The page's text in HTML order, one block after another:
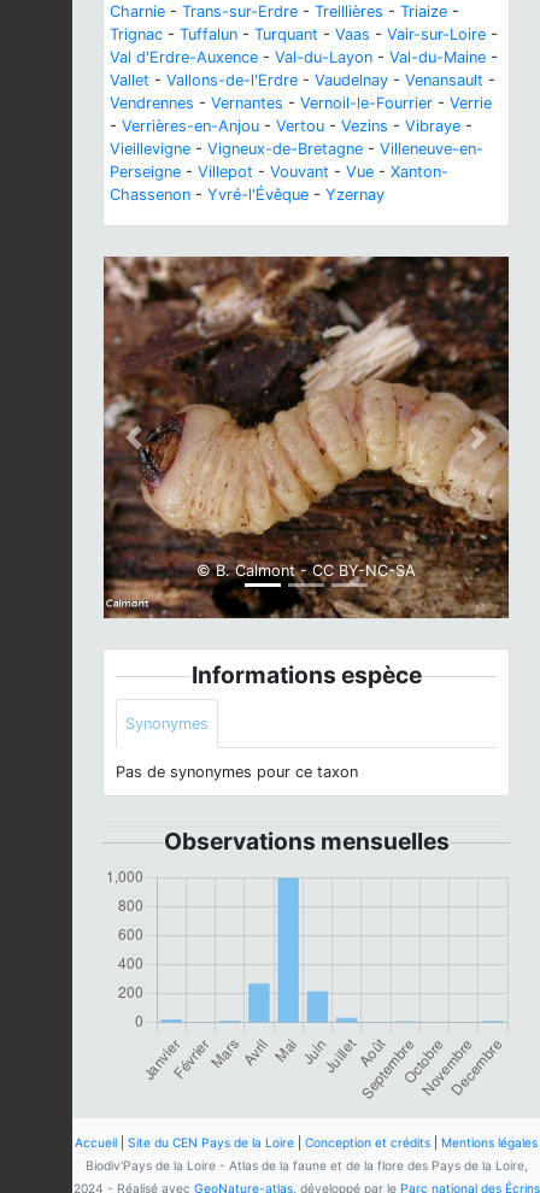
Charnie - Trans-sur-Erdre - Treillières - Triaize -
Trignac - Tuffalun - Turquant - Vaas - Vair-sur-Loire -
Val d'Erdre-Auxence - Val-du-Layon - Val-du-Maine -
Vallet - Vallons-de-l'Erdre - Vaudelnay - Venansault -
Vendrennes - Vernantes - Vernoil-le-Fourrier - Verrie
- Verrières-en-Anjou - Vertou - Vezins - Vibraye -
Vieillevigne - Vigneux-de-Bretagne - Villeneuve-en-
Perseigne - Villepot - Vouvant - Vue - Xanton-
Chassenon - Yvré-l'Évêque - Yzernay
© B. Calmont - CC BY-NC-SA
Previous Next
Informations espèce
Synonymes
Pas de synonymes pour ce taxon
Observations mensuelles
Accueil Site du CEN Pays de la Loire Conception et crédits
Mentions légales
Biodiv'Pays de la Loire - Atlas de la faune et de la flore des Pays de la Loire,
2024 - Réalisé avec GeoNature-atlas, développé par le Parc national des Écrins